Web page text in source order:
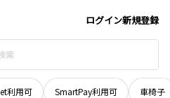
ログイン新規登録
利用可 SmartPay利用可 車椅子